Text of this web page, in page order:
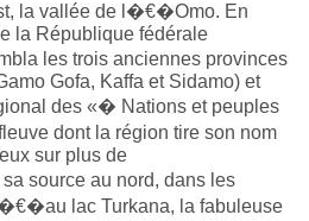
la vallée de l�€�Omo. En
la République fédérale
les trois anciennes provinces
Gofa, Kaffa et Sidamo) et
des «� Nations et peuples
dont la région tire son nom
sur plus de
source au nord, dans les
lac Turkana, la fabuleuse